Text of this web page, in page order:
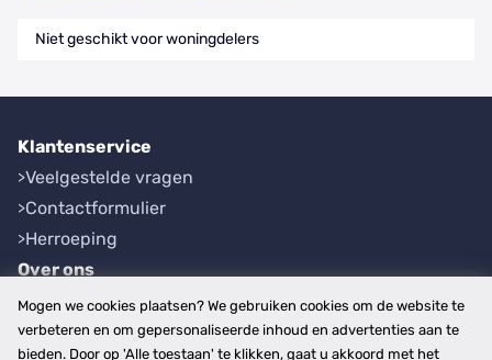
Niet geschikt voor woningdelers
Klantenservice
Veelgestelde vragen
Contactformulier
Herroeping
Over ons
Bedrijfsgegevens
Werkwijze
Mogen we cookies plaatsen? We gebruiken cookies om de website te
verbeteren en om gepersonaliseerde inhoud en advertenties aan te
bieden. Door op 'Alle toestaan' te klikken, gaat u akkoord met het